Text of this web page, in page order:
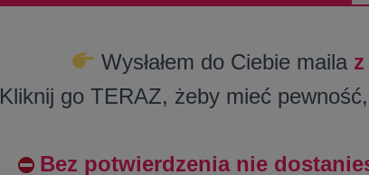
Wysłałem do Ciebie maila
Kliknij go TERAZ, żeby mieć
Bez potwierdzenia nie